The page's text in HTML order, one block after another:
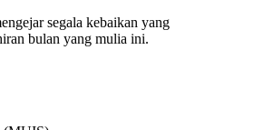
segala kebaikan yang
bulan yang mulia ini.